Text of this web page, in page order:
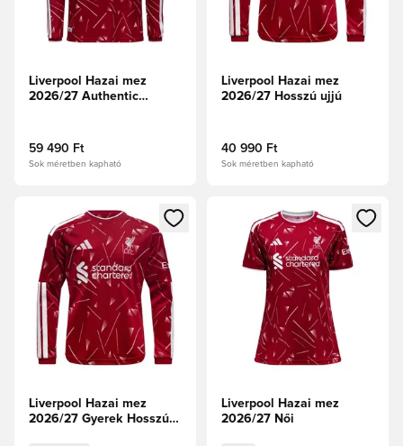
Liverpool Hazai mez
2026/27 Authentic
59 490 Ft
Sok méretben kapható
Liverpool Hazai mez
2026/27 Hosszú ujjú
40 990 Ft
Sok méretben kapható
Megnyit egy modált a bejelentkezéshez vagy a tagként
Liverpool Hazai mez
2026/27 Gyerek Hosszú
Megnyit egy modált a
Liverpool Hazai mez
2026/27 Női